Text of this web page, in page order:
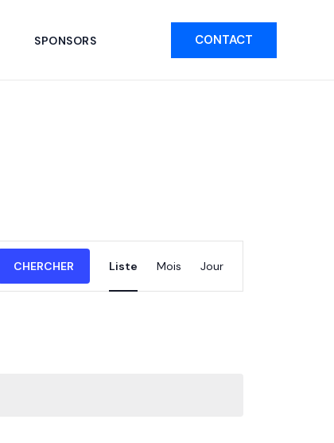
SPONSORS CONTACT
CHERCHER
de
vues
Liste Mois Jour